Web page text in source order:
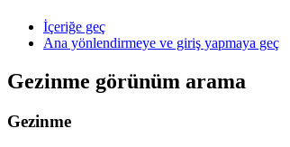
İçeriğe geç
Ana yönlendirmeye ve giriş yapmaya geç
Gezinme görünüm arama
Gezinme